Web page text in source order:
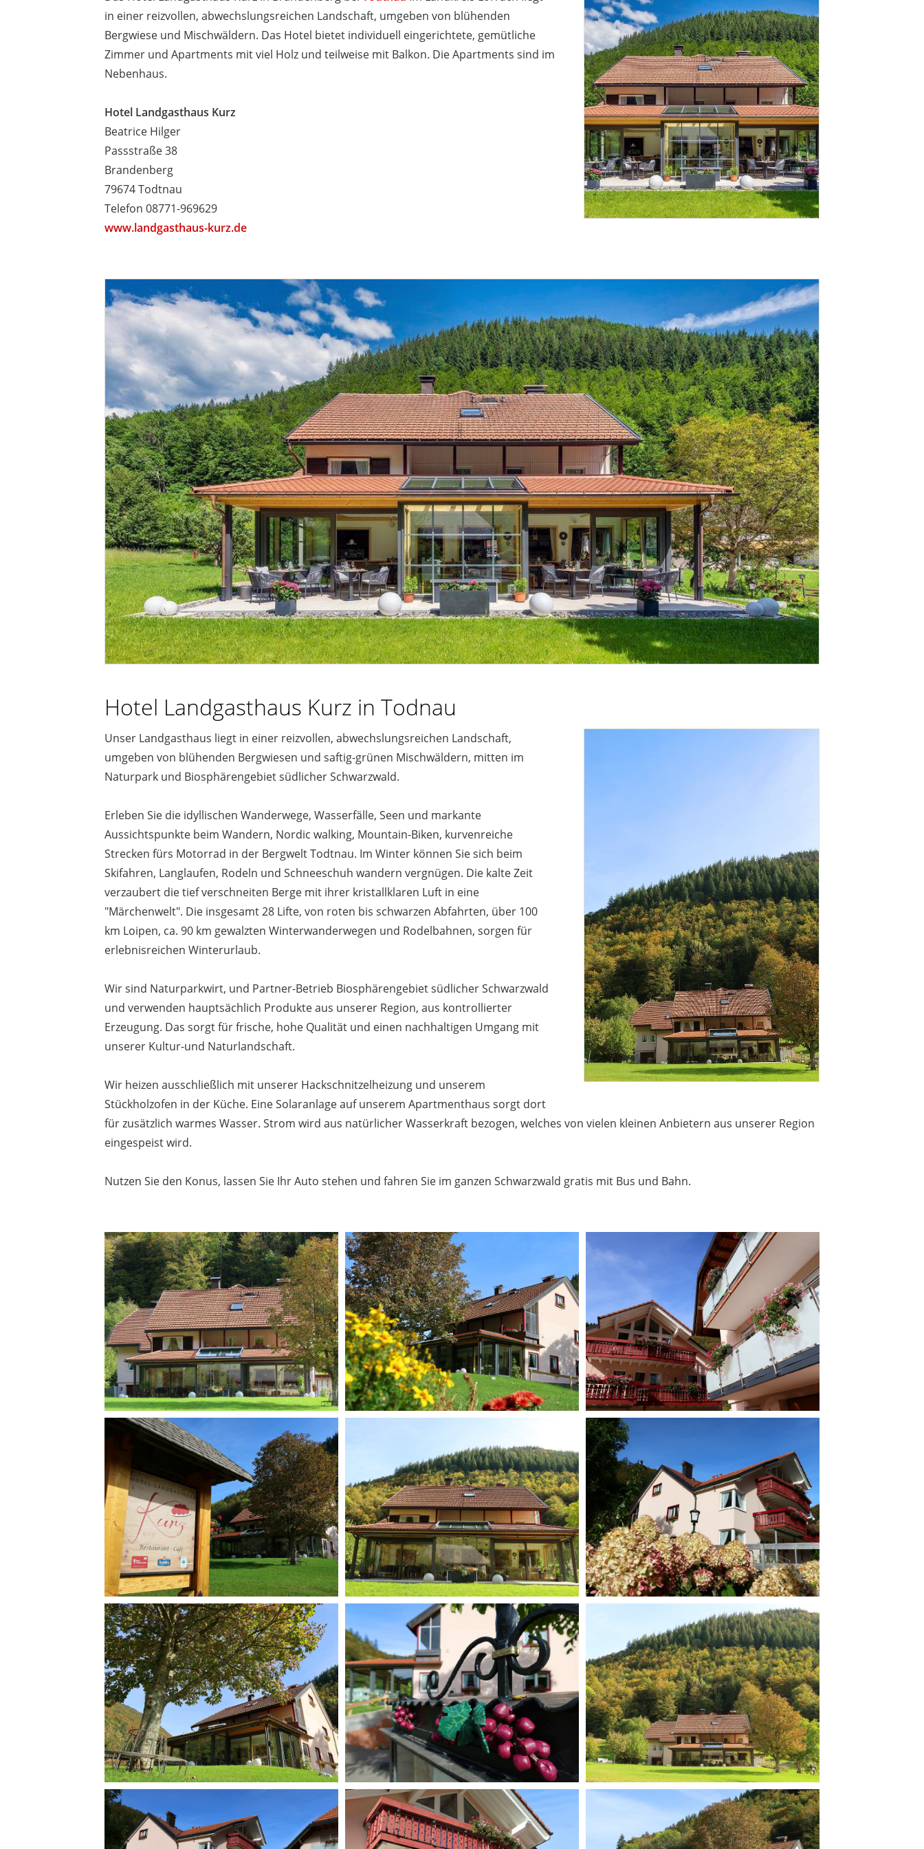
in einer reizvollen, abwechslungsreichen Landschaft, umgeben von blühenden
Bergwiese und Mischwäldern. Das Hotel bietet individuell eingerichtete, gemütliche
Zimmer und Apartments mit viel Holz und teilweise mit Balkon. Die Apartments sind im
Nebenhaus.
Hotel Landgasthaus Kurz
Beatrice Hilger
Passstraße 38
Brandenberg
79674 Todtnau
Telefon 08771-969629
www.landgasthaus-kurz.de
Hotel Landgasthaus Kurz in Todnau
Unser Landgasthaus liegt in einer reizvollen, abwechslungsreichen Landschaft,
umgeben von blühenden Bergwiesen und saftig-grünen Mischwäldern, mitten im
Naturpark und Biosphärengebiet südlicher Schwarzwald.
Erleben Sie die idyllischen Wanderwege, Wasserfälle, Seen und markante
Aussichtspunkte beim Wandern, Nordic walking, Mountain-Biken, kurvenreiche
Strecken fürs Motorrad in der Bergwelt Todtnau. Im Winter können Sie sich beim
Skifahren, Langlaufen, Rodeln und Schneeschuh wandern vergnügen. Die kalte Zeit
verzaubert die tief verschneiten Berge mit ihrer kristallklaren Luft in eine
"Märchenwelt". Die insgesamt 28 Lifte, von roten bis schwarzen Abfahrten, über 100
km Loipen, ca. 90 km gewalzten Winterwanderwegen und Rodelbahnen, sorgen für
erlebnisreichen Winterurlaub.
Wir sind Naturparkwirt, und Partner-Betrieb Biosphärengebiet südlicher Schwarzwald
und verwenden hauptsächlich Produkte aus unserer Region, aus kontrollierter
Erzeugung. Das sorgt für frische, hohe Qualität und einen nachhaltigen Umgang mit
unserer Kultur-und Naturlandschaft.
Wir heizen ausschließlich mit unserer Hackschnitzelheizung und unserem
Stückholzofen in der Küche. Eine Solaranlage auf unserem Apartmenthaus sorgt dort
für zusätzlich warmes Wasser. Strom wird aus natürlicher Wasserkraft bezogen, welches von vielen kleinen Anbietern aus unserer Region
eingespeist wird.
Nutzen Sie den Konus, lassen Sie Ihr Auto stehen und fahren Sie im ganzen Schwarzwald gratis mit Bus und Bahn.